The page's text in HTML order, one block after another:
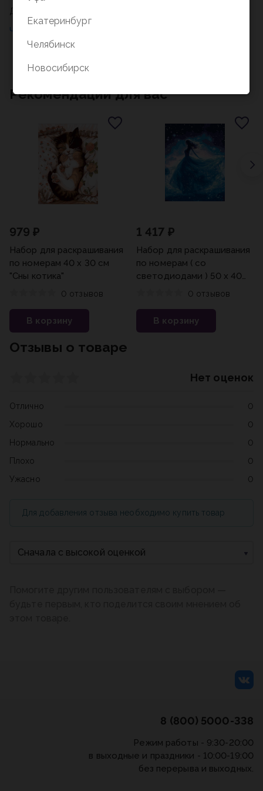
Длина 30 см, ширина 20 см
Рекомендации для вас
979 ₽
Набор для раскрашивания
по номерам 40 х 30 см
"Сны котика"
0 отзывов
В корзину
1 417 ₽
Набор для раскрашивания
по номерам ( со
светодиодами ) 50 х 40
0 отзывов
В корзину
Сначала с высокой оценкой
Отзывы о товаре
Нет оценок
Отлично
0
Хорошо
0
Нормально
0
Плохо
0
Ужасно
0
Для добавления отзыва необходимо купить товар
8 (800) 5000-338
Режим работы - 9:30-20:00
в выходные и праздники - 10:00-19:00
без перерыва и выходных.
Екатеринбург
Челябинск
Новосибирск